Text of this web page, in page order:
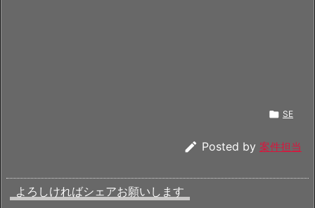
 SE
 Posted by 案件担当
よろしければシェアお願いします